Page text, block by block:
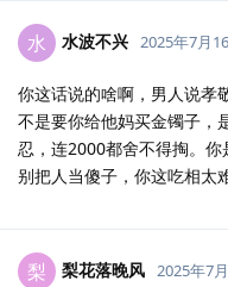
水 水波不兴 2025年7月
你这话说的啥啊，男人说孝
不是要你给他妈买金镯子，
忍，连2000都舍不得掏。
别把人当傻子，你这吃相太
梨 梨花落晚风 2025年7